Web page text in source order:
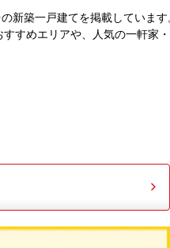
新築一戸建てを掲載しています
すめエリアや、人気の一軒家・